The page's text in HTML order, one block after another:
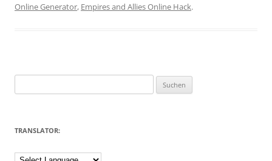
Online Generator, Empires and Allies Online Hack.
nach:
TRANSLATOR: